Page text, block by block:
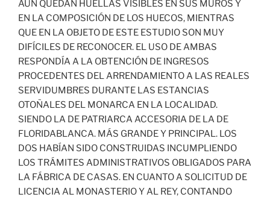
AÚN QUEDAN HUELLAS VISIBLES EN SUS MUROS Y
EN LA COMPOSICIÓN DE LOS HUECOS, MIENTRAS
QUE EN LA OBJETO DE ESTE ESTUDIO SON MUY
DIFÍCILES DE RECONOCER. EL USO DE AMBAS
RESPONDÍA A LA OBTENCIÓN DE INGRESOS
PROCEDENTES DEL ARRENDAMIENTO A LAS REALES
SERVIDUMBRES DURANTE LAS ESTANCIAS
OTOÑALES DEL MONARCA EN LA LOCALIDAD.
SIENDO LA DE PATRIARCA ACCESORIA DE LA DE
FLORIDABLANCA. MÁS GRANDE Y PRINCIPAL. LOS
DOS HABÍAN SIDO CONSTRUIDAS INCUMPLIENDO
LOS TRÁMITES ADMINISTRATIVOS OBLIGADOS PARA
LA FÁBRICA DE CASAS. EN CUANTO A SOLICITUD DE
LICENCIA AL MONASTERIO Y AL REY, CONTANDO